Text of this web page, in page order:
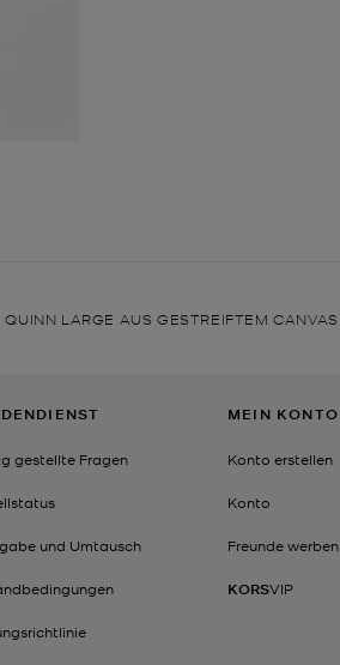
QUINN LARGE AUS GESTREIFTEM CANVAS
gestellte Fragen
und Umtausch
MEIN KONTO
Konto erstellen
Konto
Freunde werben
KORSVIP